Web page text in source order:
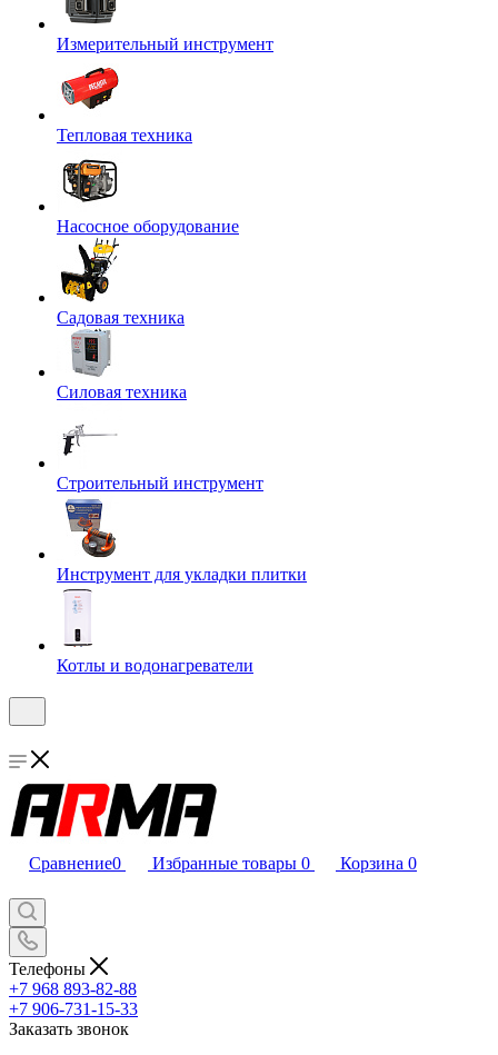
Измерительный инструмент
Тепловая техника
Насосное оборудование
Садовая техника
Силовая техника
Строительный инструмент
Инструмент для укладки плитки
Котлы и водонагреватели
Сравнение0 Избранные товары 0 Корзина 0
Телефоны
+7 968 893-82-88
+7 906-731-15-33
Заказать звонок